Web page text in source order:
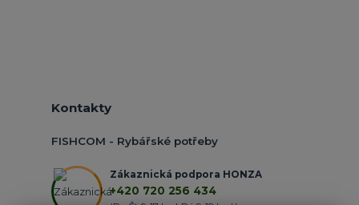
Kontakty
FISHCOM - Rybářské potřeby
Zákaznická podpora HONZA
+420 720 256 434